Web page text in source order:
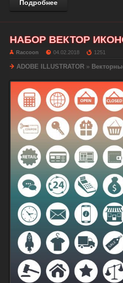
Подробнее
НАБОР ВЕКТОР
Raccoon 04.02.2018 1251
ADOBE ILLUSTRATOR »